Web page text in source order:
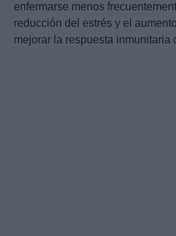
enfermarse menos
reducción del estrés y el
mejorar la respuesta inmunitaria